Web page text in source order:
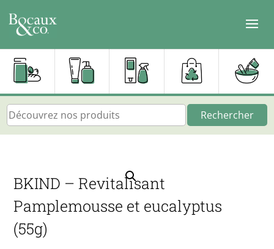
Rechercher
BKIND – Revitalisant
Pamplemousse et eucalyptus
(55g)